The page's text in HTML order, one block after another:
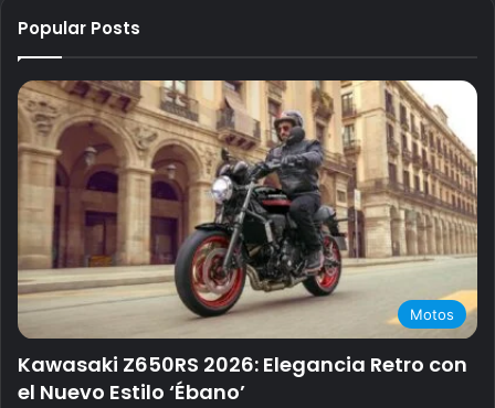
Popular Posts
Motos
Kawasaki Z650RS 2026: Elegancia Retro con
el Nuevo Estilo ‘Ébano’